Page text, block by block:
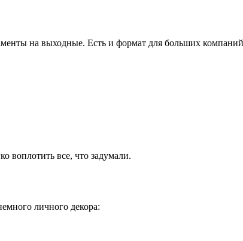
на выходные. Есть и формат для больших
воплотить все, что задумали.
личного декора: